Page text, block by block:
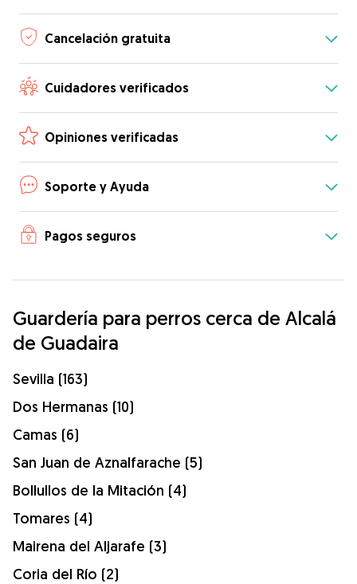
Cancelación gratuita
Cuidadores verificados
Opiniones verificadas
Soporte y Ayuda
Pagos seguros
Guardería para perros cerca de Alcalá
de Guadaira
Sevilla (163)
Dos Hermanas (10)
Camas (6)
San Juan de Aznalfarache (5)
Bollullos de la Mitación (4)
Tomares (4)
Mairena del Aljarafe (3)
Coria del Río (2)